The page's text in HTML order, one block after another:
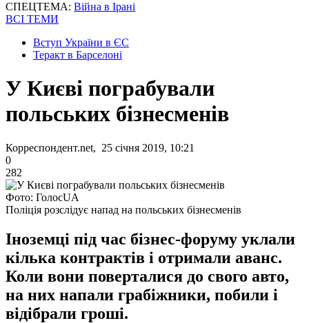
СПЕЦТЕМА: Війна в Ірані
ВСІ ТЕМИ
Вступ України в ЄС
Теракт в Барселоні
У Києві пограбували
польських бізнесменів
Корреспондент.net, 25 січня 2019, 10:21
0
282
Фото: ГолосUA
Поліція розслідує напад на польських бізнесменів
Іноземці під час бізнес-форуму уклали
кілька контрактів і отримали аванс.
Коли вони поверталися до свого авто,
на них напали грабіжники, побили і
відібрали гроші.